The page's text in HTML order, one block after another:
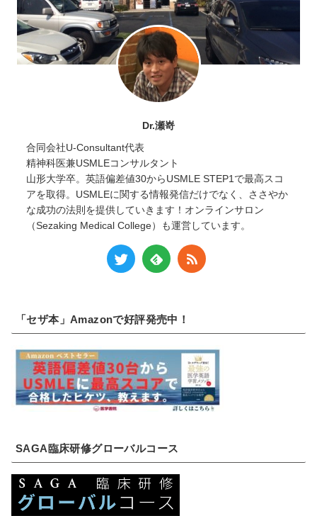
Dr.瀬嵜
合同会社U-Consultant代表
精神科医兼USMLEコンサルタント
山形大学卒。英語偏差値30からUSMLE STEP1で最高スコ
アを取得。USMLEに関する情報発信だけでなく、ささやか
な成功の法則を提供していきます！オンラインサロン
（Sezaking Medical College）も運営しています。
「セザ本」Amazonで好評発売中！
SAGA臨床研修グローバルコース